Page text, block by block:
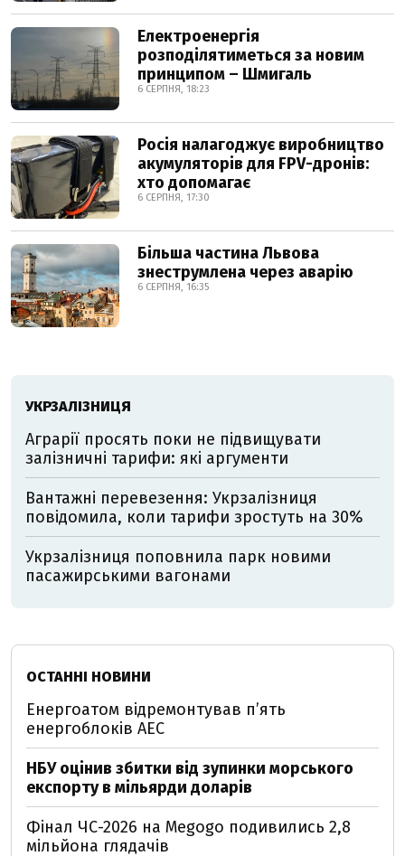
Електроенергія
розподілятиметься за новим
принципом – Шмигаль
6 СЕРПНЯ, 18:23
Росія налагоджує виробництво
акумуляторів для FPV-дронів:
хто допомагає
6 СЕРПНЯ, 17:30
Більша частина Львова
знеструмлена через аварію
6 СЕРПНЯ, 16:35
УКРЗАЛІЗНИЦЯ
Аграрії просять поки не підвищувати
залізничні тарифи: які аргументи
Вантажні перевезення: Укрзалізниця
повідомила, коли тарифи зростуть на 30%
Укрзалізниця поповнила парк новими
пасажирськими вагонами
ОСТАННІ НОВИНИ
Енергоатом відремонтував п’ять
енергоблоків АЕС
НБУ оцінив збитки від зупинки морського
експорту в мільярди доларів
Фінал ЧС-2026 на Megogo подивились 2,8
мільйона глядачів